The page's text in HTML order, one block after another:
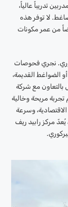
تدريباً عالياً،
لا توفر هذه
من عمر مكونات
نجري فحوصات
الضواغط القديمة،
مع شركة
تجربة مريحة وخالية
وسرعة
يُعدّ مركز رابيد ريف